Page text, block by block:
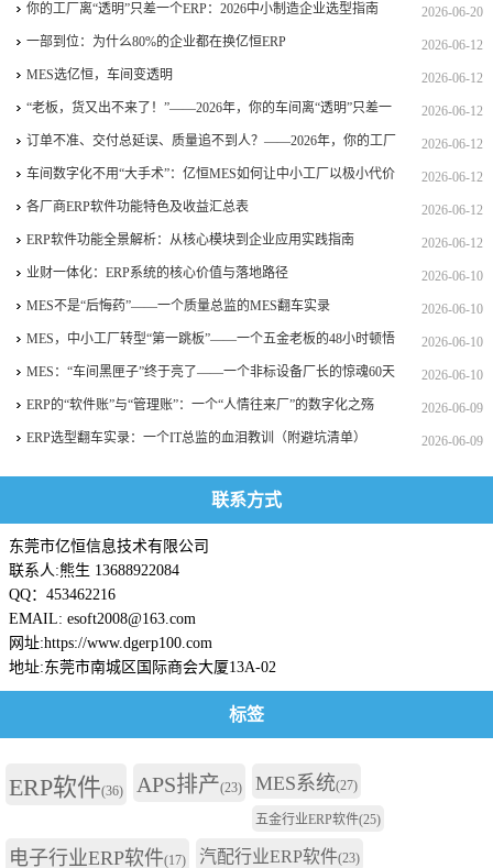
2026-06-20
你的工厂离“透明”只差一个ERP：2026中小制造企业选型指南
2026-06-12
一部到位：为什么80%的企业都在换亿恒ERP
2026-06-12
MES选亿恒，车间变透明
2026-06-12
“老板，货又出不来了！”——2026年，你的车间离“透明”只差一
个亿恒MES 2026-06-12
订单不准、交付总延误、质量追不到人？——2026年，你的工厂
真的需要一个“车间指挥官” 2026-06-12
车间数字化不用“大手术”：亿恒MES如何让中小工厂以极小代价
实现透明化制造 2026-06-12
各厂商ERP软件功能特色及收益汇总表
2026-06-12
ERP软件功能全景解析：从核心模块到企业应用实践指南
2026-06-10
业财一体化：ERP系统的核心价值与落地路径
2026-06-10
MES不是“后悔药”——一个质量总监的MES翻车实录
2026-06-10
MES，中小工厂转型“第一跳板”——一个五金老板的48小时顿悟
2026-06-10
MES：“车间黑匣子”终于亮了——一个非标设备厂长的惊魂60天
2026-06-09
ERP的“软件账”与“管理账”：一个“人情往来厂”的数字化之殇
2026-06-09
ERP选型翻车实录：一个IT总监的血泪教训（附避坑清单）
联系方式
东莞市亿恒信息技术有限公司
联系人:熊生 13688922084
QQ：453462216
EMAIL: esoft2008@163.com
网址:https://www.dgerp100.com
地址:东莞市南城区国际商会大厦13A-02
标签
ERP软件(36) APS排产(23) MES系统(27)
五金行业ERP软件(25)
电子行业ERP软件(17) 汽配行业ERP软件(23)